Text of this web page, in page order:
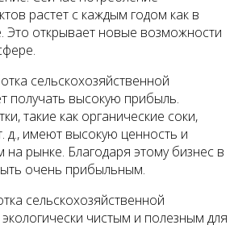
растет с каждым годом как в
Это открывает новые возможности
сельскохозяйственной
получать высокую прибыль.
такие как органические соки,
д., имеют высокую ценность и
на рынке. Благодаря этому бизнес в
очень прибыльным.
сельскохозяйственной
чистым и полезным для